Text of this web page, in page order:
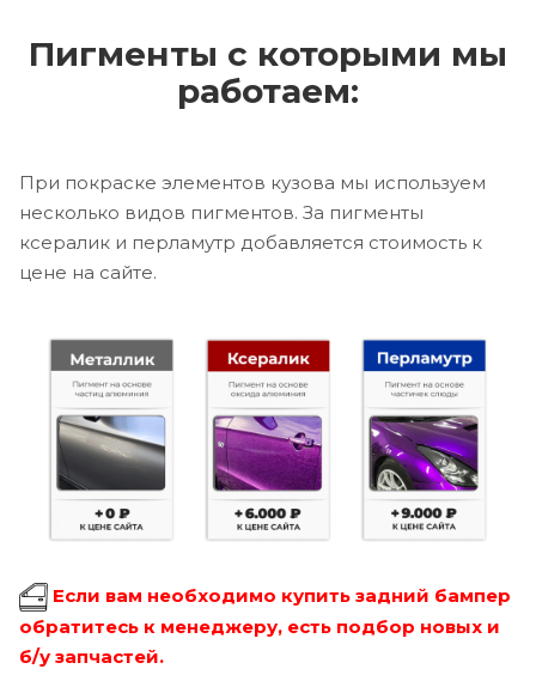
Пигменты с которыми мы
работаем:
При покраске элементов кузова мы используем
несколько видов пигментов. За пигменты
ксералик и перламутр добавляется стоимость к
цене на сайте.
Если вам необходимо купить задний бампер
обратитесь к менеджеру, есть подбор новых и
б/у запчастей.